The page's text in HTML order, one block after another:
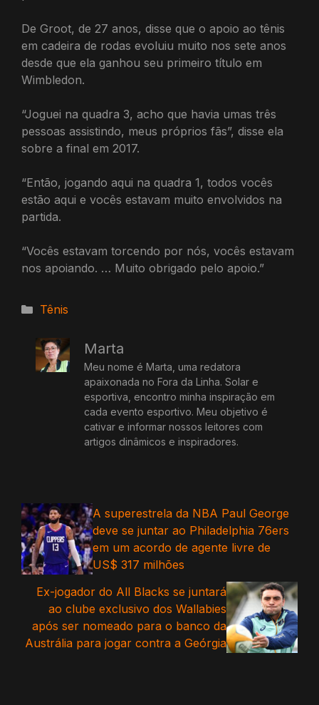
De Groot, de 27 anos, disse que o apoio ao tênis
em cadeira de rodas evoluiu muito nos sete anos
desde que ela ganhou seu primeiro título em
Wimbledon.
“Joguei na quadra 3, acho que havia umas três
pessoas assistindo, meus próprios fãs”, disse ela
sobre a final em 2017.
“Então, jogando aqui na quadra 1, todos vocês
estão aqui e vocês estavam muito envolvidos na
partida.
“Vocês estavam torcendo por nós, vocês estavam
nos apoiando. … Muito obrigado pelo apoio.”
Categorias
Tênis
Marta
Meu nome é Marta, uma redatora
apaixonada no Fora da Linha. Solar e
esportiva, encontro minha inspiração em
cada evento esportivo. Meu objetivo é
cativar e informar nossos leitores com
artigos dinâmicos e inspiradores.
A superestrela da NBA Paul George
deve se juntar ao Philadelphia 76ers
em um acordo de agente livre de
US$ 317 milhões
Ex-jogador do All Blacks se juntará
ao clube exclusivo dos Wallabies
após ser nomeado para o banco da
Austrália para jogar contra a Geórgia